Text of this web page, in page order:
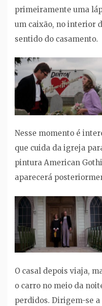
primeiramente uma
um caixão, no interior
sentido do casamento.
Nesse momento é
que cuida da igreja
pintura American
aparecerá
O casal depois viaja,
o carro no meio da
perdidos. Dirigem-se a